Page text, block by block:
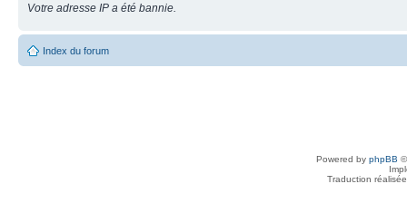
Votre adresse IP a été bannie.
Index du forum
Powered by phpBB
Traduction